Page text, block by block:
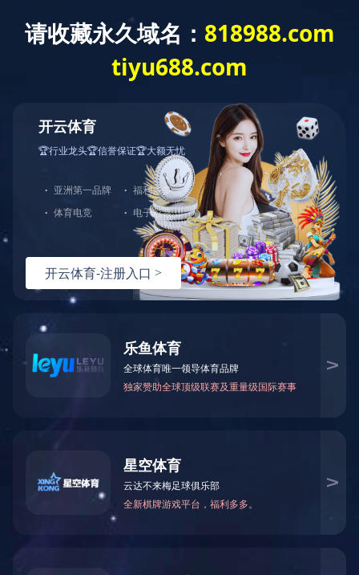
公司介绍
2022年全国两会《政府工作报告》要
2022-03-11 12:00:00